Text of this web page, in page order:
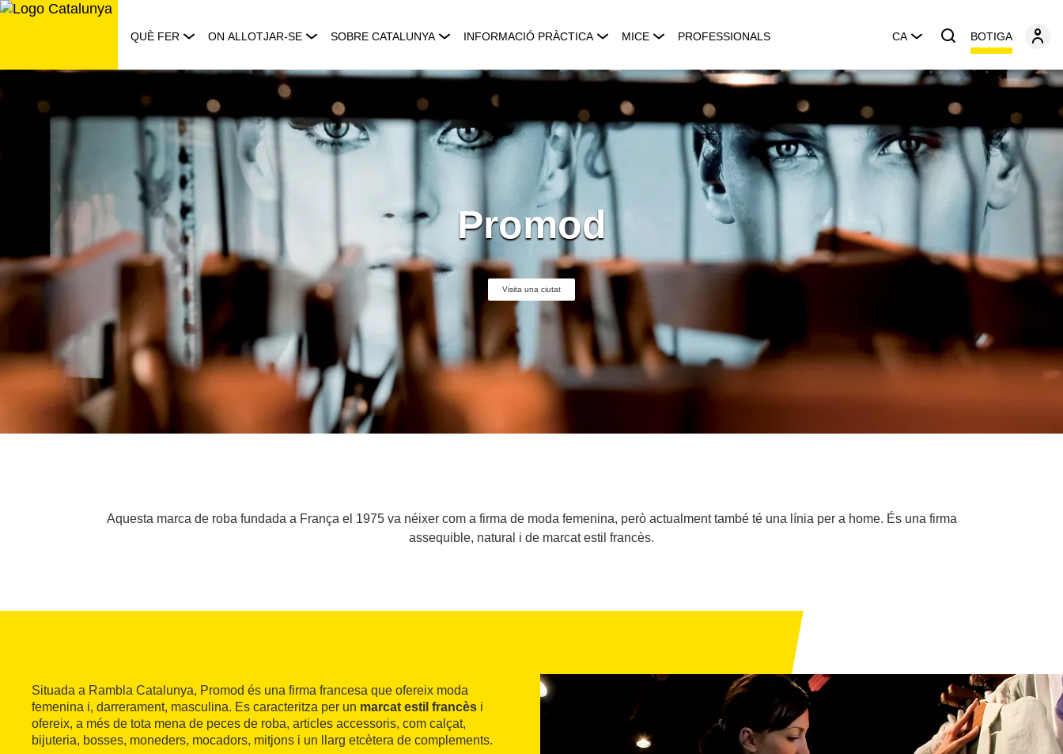
Saltar
QUÈ FER ON ALLOTJAR-SE SOBRE CATALUNYA INFORMACIÓ PRÀCTICA MICE PROFESSIONALS CA BOTIGA
Promod
Visita una ciutat
Aquesta marca de roba fundada a França el 1975 va néixer com a firma de moda femenina, però actualment també té una línia per a home. És una firma
assequible, natural i de marcat estil francès.
Situada a Rambla Catalunya, Promod és una firma francesa que ofereix moda
femenina i, darrerament, masculina. Es caracteritza per un marcat estil francès i
ofereix, a més de tota mena de peces de roba, articles accessoris, com calçat,
bijuteria, bosses, moneders, mocadors, mitjons i un llarg etcètera de complements.